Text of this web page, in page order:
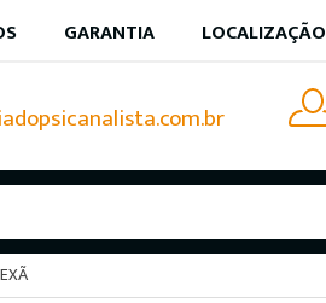
GARANTIA LOCALIZAÇÃO